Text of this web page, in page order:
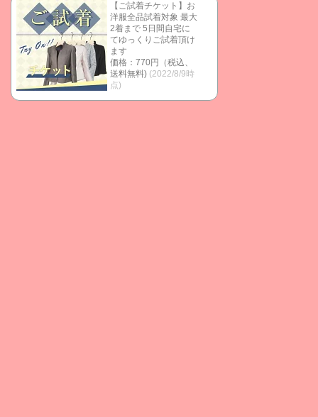
【ご試着チケット】お
洋服全品試着対象 最大
2着まで 5日間自宅に
てゆっくりご試着頂け
ます
価格：770円（税込、
送料無料) (2022/8/9時
点)